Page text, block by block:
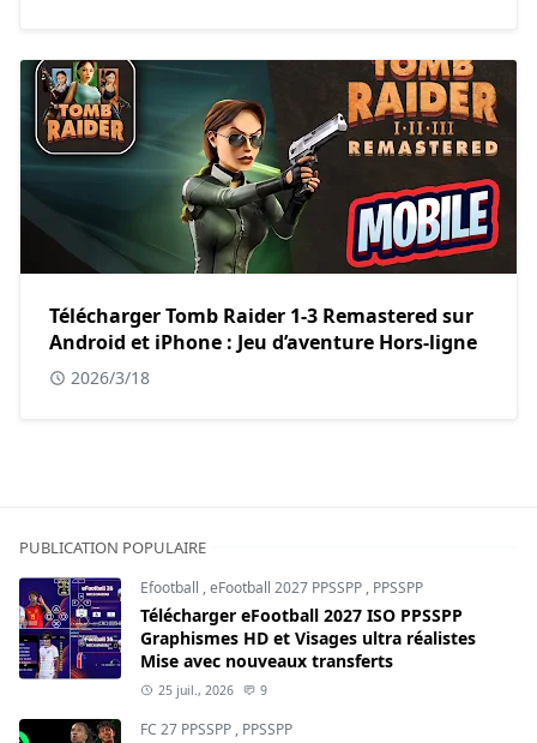
Télécharger Tomb Raider 1-3 Remastered sur
Android et iPhone : Jeu d’aventure Hors-ligne
2026/3/18
PUBLICATION POPULAIRE
Efootball ,eFootball 2027 PPSSPP , PPSSPP
Télécharger eFootball 2027 ISO PPSSPP
Graphismes HD et Visages ultra réalistes
Mise avec nouveaux transferts
25 juil., 2026 9
FC 27 PPSSPP , PPSSPP